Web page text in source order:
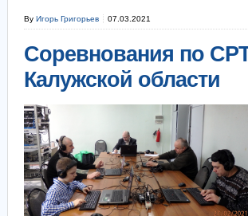
By Игорь Григорьев 07.03.2021
Соревнования по
Калужской области